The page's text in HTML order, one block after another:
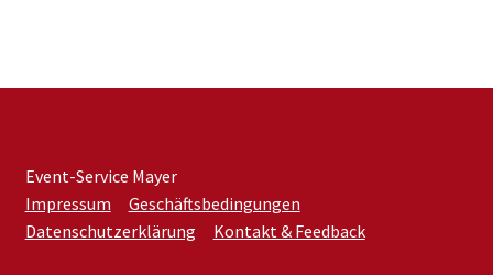
Event-Service Mayer
Impressum
Geschäftsbedingungen
Datenschutzerklärung
Kontakt & Feedback